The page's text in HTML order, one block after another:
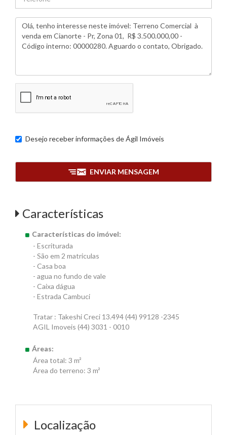
Desejo receber informações deÁgil Imóveis
ENVIAR MENSAGEM
Características
Características do imóvel:
- Escriturada
- São em 2 matriculas
- Casa boa
- agua no fundo de vale
- Caixa dágua
- Estrada Cambuci
Tratar : Takeshi Creci 13.494 (44) 99128 -2345
AGIL Imoveis (44) 3031 - 0010
Áreas:
Área total: 3 m²
Área do terreno: 3 m²
Localização